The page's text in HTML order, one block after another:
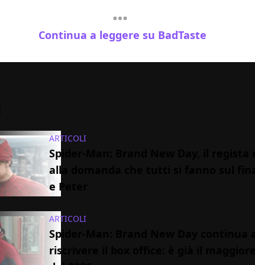
Continua a leggere su BadTaste
ARTICOLI
Spider-Man: Brand New Day, il regista
alla domanda che tutti si fanno sul
e Peter
ARTICOLI
Spider-Man: Brand New Day continua a
riscrivere il box office: è già il maggiore